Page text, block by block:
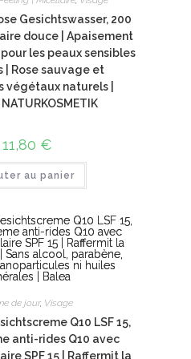
Gesichtswasser, 200
douce | Apaisement
les peaux sensibles
| Rose sauvage et
végétaux naturels |
11,80 €
au panier
de jour, Visage
Q10 LSF 15,
anti-rides Q10 avec
SPF 15 | Raffermit la